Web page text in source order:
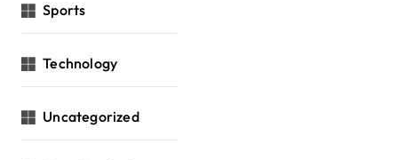
Sports
Technology
Uncategorized